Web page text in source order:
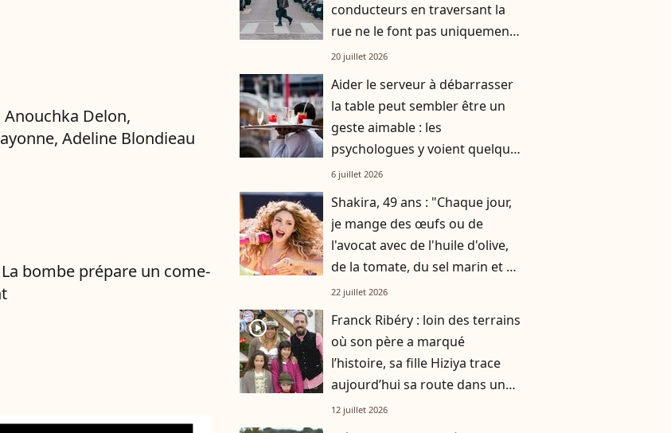
Delon,
Adeline Blondieau
La bombe prépare un come-
conducteurs en traversant la
rue ne le font pas uniquement
par gratitude
20 juillet 2026
Aider le serveur à débarrasser
la table peut sembler être un
geste aimable : les
psychologues y voient quelque
chose de bien plus profond.
6 juillet 2026
Shakira, 49 ans : "Chaque jour,
je mange des œufs ou de
l'avocat avec de l'huile d'olive,
de la tomate, du sel marin et un
smoothie"
22 juillet 2026
player2
Franck Ribéry : loin des terrains
où son père a marqué
l’histoire, sa fille Hiziya trace
aujourd’hui sa route dans un
tout autre univers
12 juillet 2026